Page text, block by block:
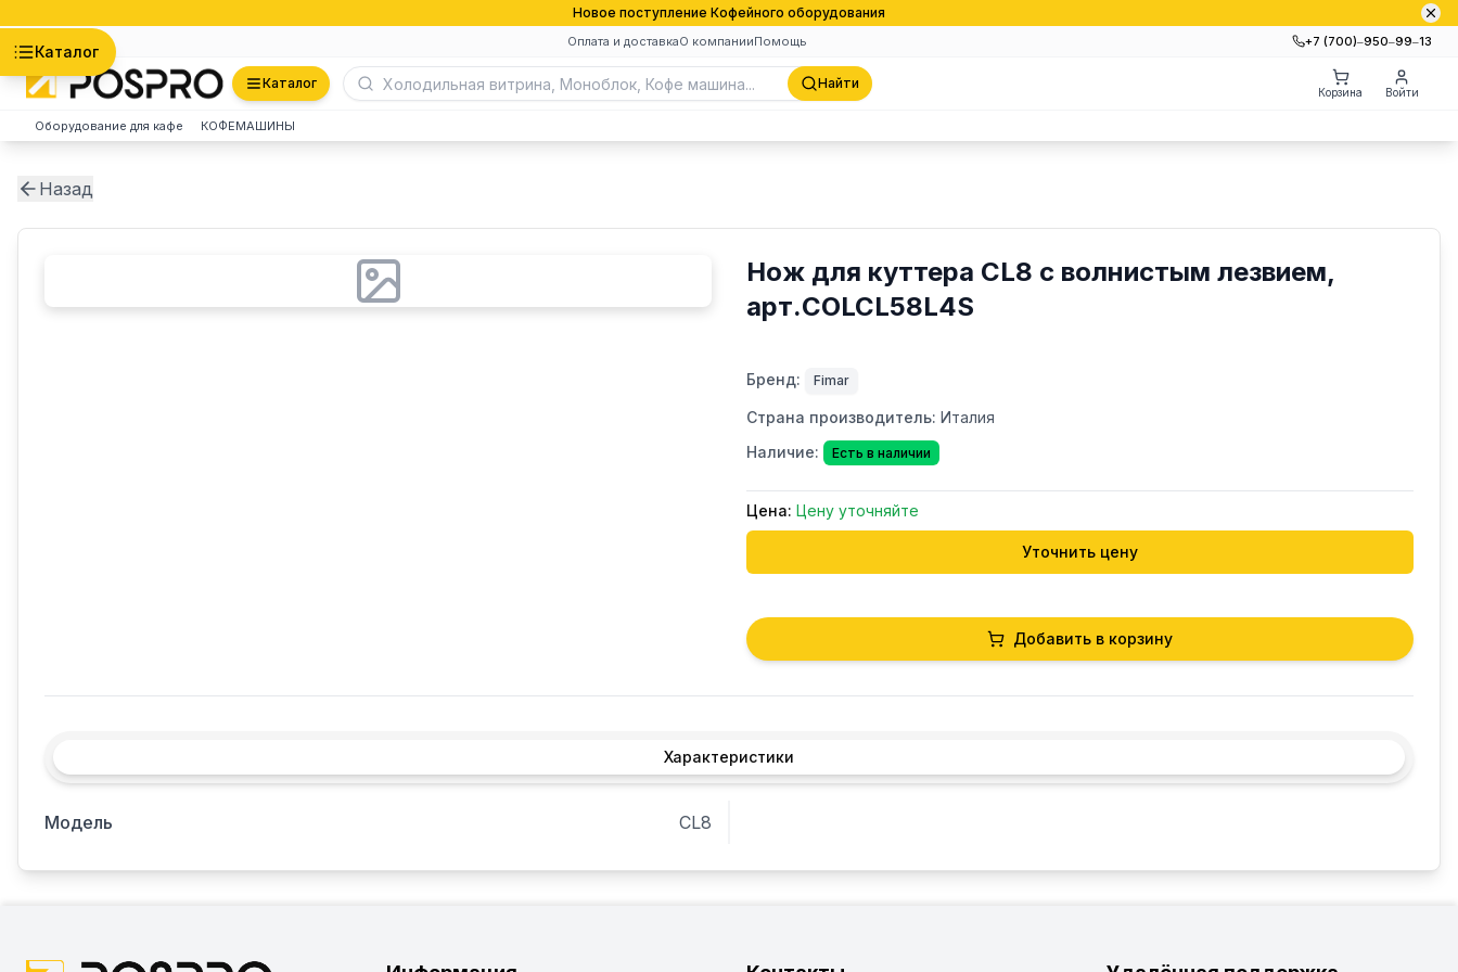
Новое поступление Кофейного оборудования
Оплата и доставкаО компанииПомощь +7 (700)‒950‒99‒13
Каталог
Каталог Найти
Корзина Войти
Оборудование для кафе КОФЕМАШИНЫ
Назад
Нож для куттера CL8 с волнистым лезвием,
арт.COLCL58L4S
Бренд: Fimar
Страна производитель: Италия
Наличие:
Есть в наличии
Цена: Цену уточняйте
Уточнить цену
Добавить в корзину
Характеристики
Модель CL8